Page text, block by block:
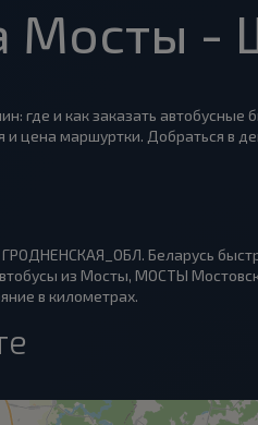
Мосты -
где и как заказать
цена маршуртки. Добраться в
Беларусь
из Мосты, МОСТЫ
в километрах.